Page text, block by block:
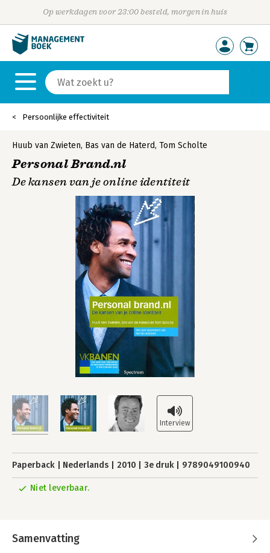
Op werkdagen voor 23:00 besteld, morgen in huis
Persoonlijke effectiviteit
Huub van Zwieten, Bas van de Haterd, Tom Scholte
Personal Brand.nl
De kansen van je online identiteit
Paperback Nederlands 2010 3e druk 9789049100940
Niet leverbaar.
Samenvatting